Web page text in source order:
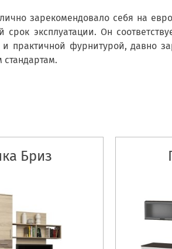
зарекомендовало себя на
эксплуатации. Он
практичной фурнитурой, давно
Бриз